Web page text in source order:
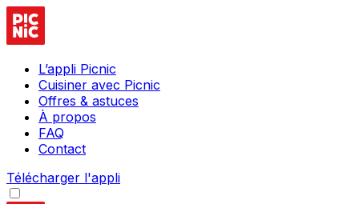
L’appli Picnic
Cuisiner avec Picnic
Offres & astuces
À propos
FAQ
Contact
Télécharger l'appli